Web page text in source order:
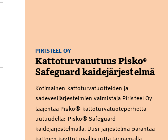
PIRISTEEL OY
Kattoturvauutuus Pisko®
Safeguard kaidejärjestelmä
Kotimainen kattoturvatuotteiden ja
sadevesijärjestelmien valmistaja Piristeel Oy
laajentaa Pisko®-kattoturvatuoteperhettä
uutuudella: Pisko® Safeguard -
kaidejärjestelmällä. Uusi järjestelmä parantaa